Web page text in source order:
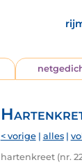
< vorige| alles|
hartenkreet (nr.